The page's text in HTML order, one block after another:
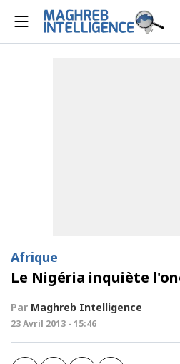
Afrique
Le Nigéria inquiète
Par Maghreb Intelligence
23 Avril 2013 - 15:46